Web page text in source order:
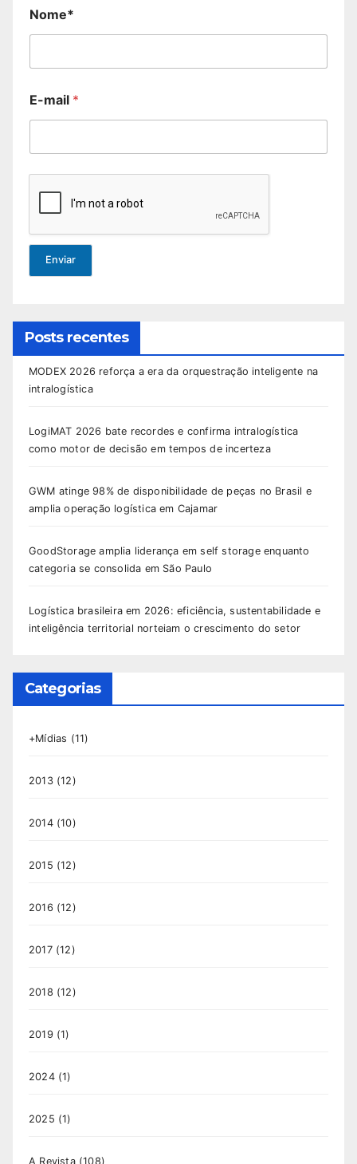
Nome*
E-mail *
Enviar
Posts recentes
MODEX 2026 reforça a era da orquestração inteligente na
intralogística
LogiMAT 2026 bate recordes e confirma intralogística
como motor de decisão em tempos de incerteza
GWM atinge 98% de disponibilidade de peças no Brasil e
amplia operação logística em Cajamar
GoodStorage amplia liderança em self storage enquanto
categoria se consolida em São Paulo
Logística brasileira em 2026: eficiência, sustentabilidade e
inteligência territorial norteiam o crescimento do setor
Categorias
+Mídias (11)
2013(12)
2014(10)
2015 (12)
2016 (12)
2017(12)
2018 (12)
2019 (1)
2024(1)
2025 (1)
A Revista(108)